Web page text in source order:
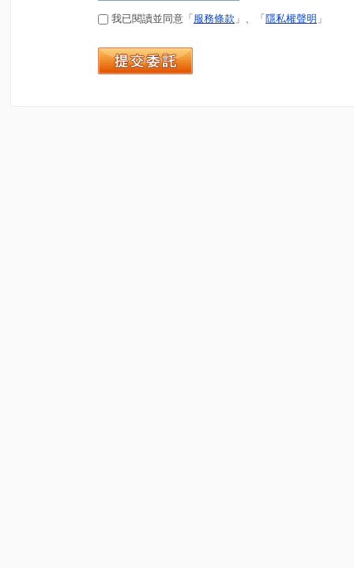
我已閱讀並同意「 服務條款 」、「 隱私權聲明 」